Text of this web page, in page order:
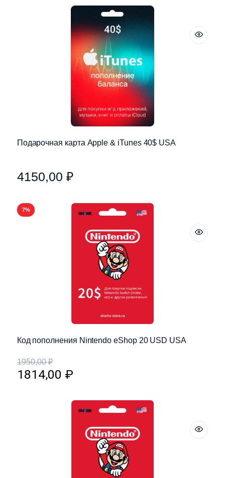
Подарочная карта Apple & iTunes 40$ USA
4150,00 ₽
7%
Код пополнения Nintendo eShop 20 USD USA
1950,00₽
1814,00 ₽